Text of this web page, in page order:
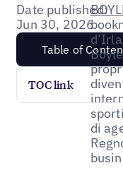
Date published:
Jun 30, 2026
Table of
TOC link
di